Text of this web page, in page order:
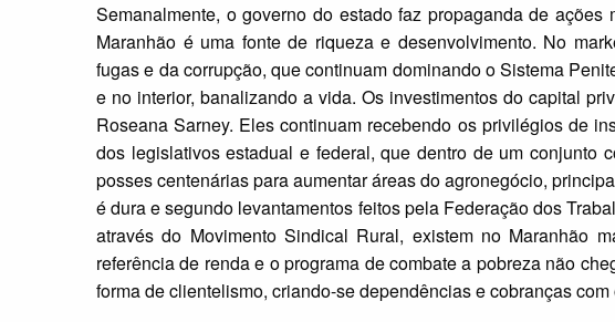
Semanalmente, o governo do estado faz propaganda de
Maranhão é uma fonte de riqueza e desenvolvimento. No
fugas e da corrupção, que continuam dominando o Sistema
e no interior, banalizando a vida. Os investimentos do capital
Roseana Sarney. Eles continuam recebendo os privilégios de
dos legislativos estadual e federal, que dentro de um conjunto
posses centenárias para aumentar áreas do agronegócio,
é dura e segundo levantamentos feitos pela Federação dos
através do Movimento Sindical Rural, existem no Maranhão
referência de renda e o programa de combate a pobreza não
forma de clientelismo, criando-se dependências e cobranças